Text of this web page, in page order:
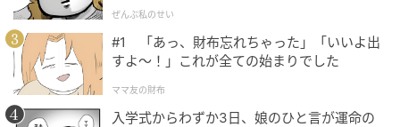
ぜんぶ私のせい
#1 「あっ、財布忘れちゃった」「いいよ出
すよ〜！」これが全ての始まりでした
ママ友の財布
入学式からわずか3日、娘のひと言が運命の